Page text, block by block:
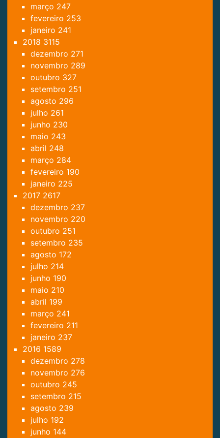
março 247
fevereiro 253
janeiro 241
2018 3115
dezembro 271
novembro 289
outubro 327
setembro 251
agosto 296
julho 261
junho 230
maio 243
abril 248
março 284
fevereiro 190
janeiro 225
2017 2617
dezembro 237
novembro 220
outubro 251
setembro 235
agosto 172
julho 214
junho 190
maio 210
abril 199
março 241
fevereiro 211
janeiro 237
2016 1589
dezembro 278
novembro 276
outubro 245
setembro 215
agosto 239
julho 192
junho 144